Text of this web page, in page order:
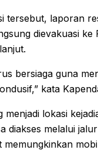
tersebut, laporan
dievakuasi
bersiaga guna
kata
menjadi lokasi
diakses melalui